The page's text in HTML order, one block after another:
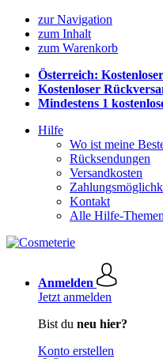
zur Navigation
zum Inhalt
zum Warenkorb
Österreich:
Kostenloser
Mindestens 1
Hilfe
Wo ist meine
Rücksendungen
Versandkosten
Kontakt
Alle Hilfe-Themen
Anmelden
Jetzt anmelden
Bist du neu hier?
Konto erstellen